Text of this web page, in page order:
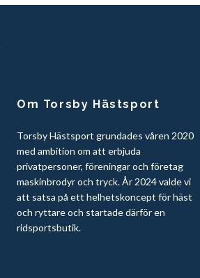
Om Torsby Hästsport
Torsby Hästsport grundades våren 2020
med ambition om att erbjuda
privatpersoner, föreningar och företag
maskinbrodyr och tryck. År 2024 valde vi
att satsa på ett helhetskoncept för häst
och ryttare och startade därför en
ridsportsbutik.